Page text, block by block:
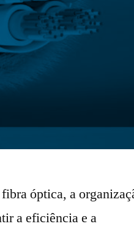
óptica, a
a eficiência e a